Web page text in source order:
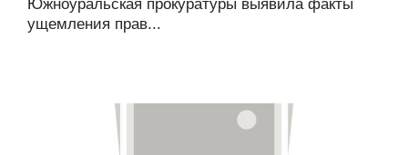
Южноуральская прокуратуры выявила факты
ущемления прав...